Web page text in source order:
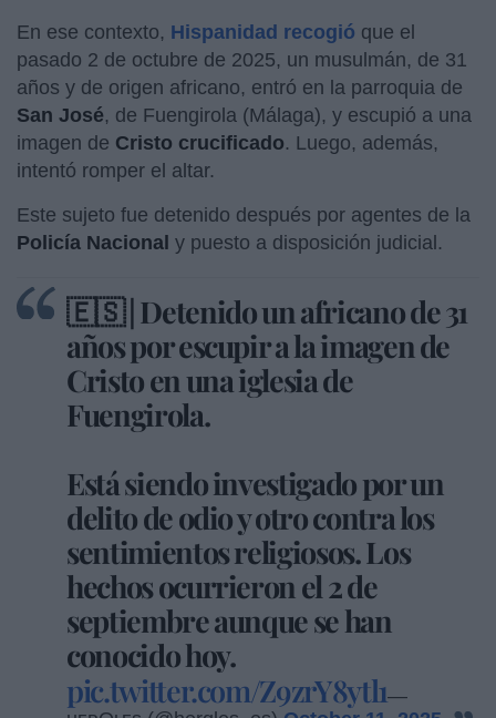
En ese contexto, Hispanidad recogió que el
pasado 2 de octubre de 2025, un musulmán, de 31
años y de origen africano, entró en la parroquia de
San José, de Fuengirola (Málaga), y escupió a una
imagen de Cristo crucificado. Luego, además,
intentó romper el altar.
Este sujeto fue detenido después por agentes de la
Policía Nacional y puesto a disposición judicial.
🇪🇸 | Detenido un africano de 31
años por escupir a la imagen de
Cristo en una iglesia de
Fuengirola.
Está siendo investigado por un
delito de odio y otro contra los
sentimientos religiosos. Los
hechos ocurrieron el 2 de
septiembre aunque se han
conocido hoy.
pic.twitter.com/Z9zrY8ytl1—